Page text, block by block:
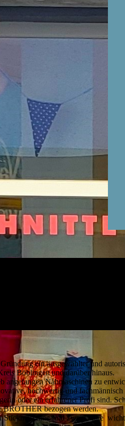
ein ausgewählter und
Böblingen und darüber hinaus.
angefangen Nähmaschinen zu
hochwertig und
oder ein erfahrener Profi sind.
BROTHER bezogen werden.
sind zwei Dinge